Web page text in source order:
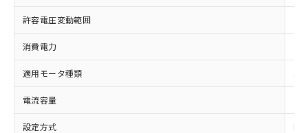
許容電圧変動範囲
消費電力
適用モータ種類
電流容量
設定方式